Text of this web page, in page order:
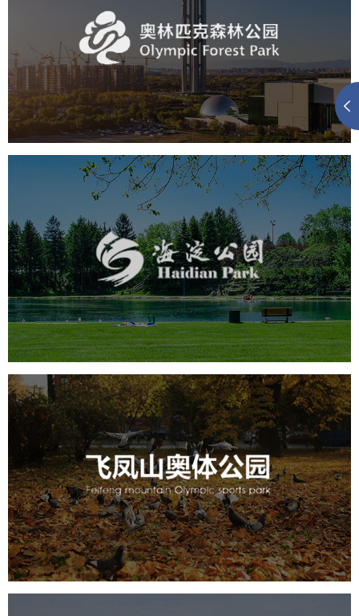
旅游休闲 公园 AI人工智能
智慧公园
智慧体育公园
智能步道 智能大数据平台
海淀公园
旅游休闲 公园 AI人工智能 智慧公园
智能步道
智能大数据平台
AR太极 智能语音亭
飞凤山奥体公园
旅游休闲 公园 AI人工智能
智慧公园
智慧体育公园
智能步道 智能大数据平台
AR太极
智能体测